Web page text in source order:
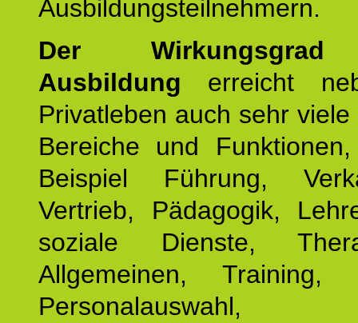
Ausbildungsteilnehmern.
Der
Ausbildung erreicht
Privatleben auch sehr
Bereiche und
Beispiel Führung,
Vertrieb, Pädagogik,
soziale Dienste,
Allgemeinen, Training,
Personalauswahl,